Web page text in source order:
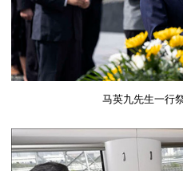
马英九先生一行